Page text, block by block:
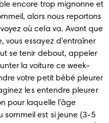
encore trop mignonne et
alors nous reportons
où cela va. Avant que
vous essayez d'entraîner
se tenir debout, appeler
la voiture ce week-
votre petit bébé pleurer
les entendre pleurer
pour laquelle l'âge
est si jeune (3-5